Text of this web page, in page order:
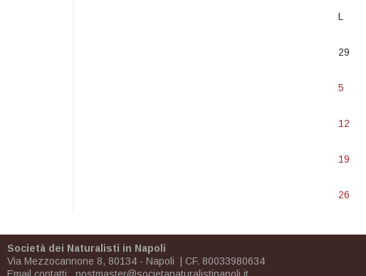
L
29
5
12
19
26
Società dei Naturalisti in Napoli
Via Mezzocannone 8, 80134 - Napoli | CF. 80033980634